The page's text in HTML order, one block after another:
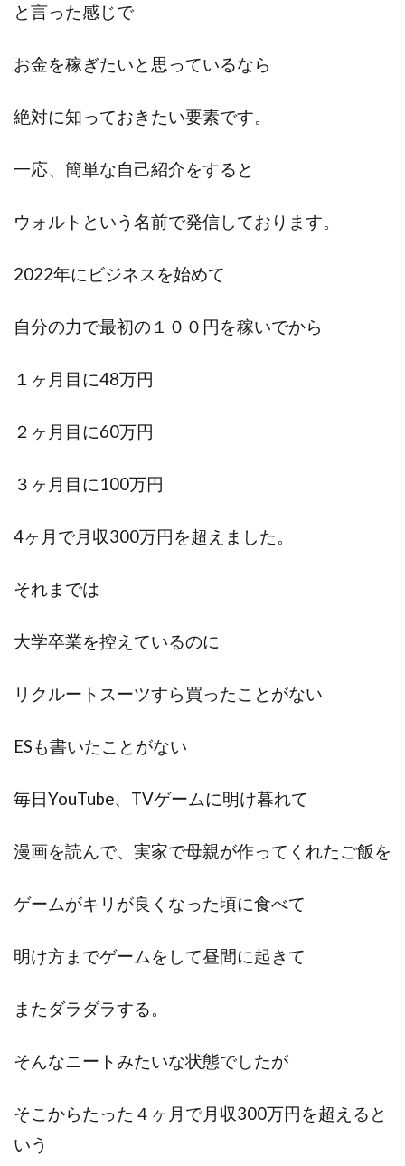
と言った感じで
お金を稼ぎたいと思っているなら
絶対に知っておきたい要素です。
一応、簡単な自己紹介をすると
ウォルトという名前で発信しております。
2022年にビジネスを始めて
自分の力で最初の１００円を稼いでから
１ヶ月目に48万円
２ヶ月目に60万円
３ヶ月目に100万円
4ヶ月で月収300万円を超えました。
それまでは
大学卒業を控えているのに
リクルートスーツすら買ったことがない
ESも書いたことがない
毎日YouTube、TVゲームに明け暮れて
漫画を読んで、実家で母親が作ってくれたご飯を
ゲームがキリが良くなった頃に食べて
明け方までゲームをして昼間に起きて
またダラダラする。
そんなニートみたいな状態でしたが
そこからたった４ヶ月で月収300万円を超えると
いう